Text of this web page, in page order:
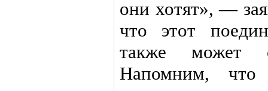
они хотят», —
что этот
также может
Напомним, что